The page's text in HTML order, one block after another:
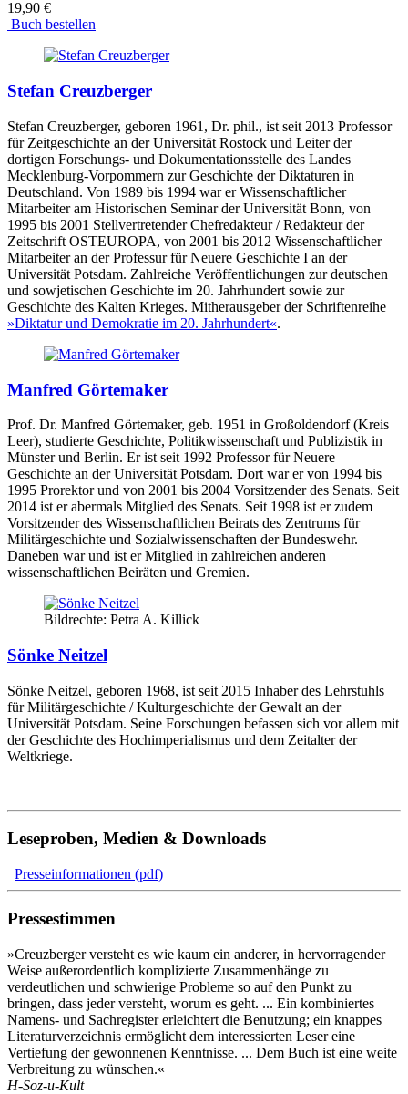
19,90 €
Buch bestellen
Stefan Creuzberger
Stefan Creuzberger, geboren 1961, Dr. phil., ist seit 2013 Professor
für Zeitgeschichte an der Universität Rostock und Leiter der
dortigen Forschungs- und Dokumentationsstelle des Landes
Mecklenburg-Vorpommern zur Geschichte der Diktaturen in
Deutschland. Von 1989 bis 1994 war er Wissenschaftlicher
Mitarbeiter am Historischen Seminar der Universität Bonn, von
1995 bis 2001 Stellvertretender Chefredakteur / Redakteur der
Zeitschrift OSTEUROPA, von 2001 bis 2012 Wissenschaftlicher
Mitarbeiter an der Professur für Neuere Geschichte I an der
Universität Potsdam. Zahlreiche Veröffentlichungen zur deutschen
und sowjetischen Geschichte im 20. Jahrhundert sowie zur
Geschichte des Kalten Krieges. Mitherausgeber der Schriftenreihe
»Diktatur und Demokratie im 20. Jahrhundert«.
Manfred Görtemaker
Prof. Dr. Manfred Görtemaker, geb. 1951 in Großoldendorf (Kreis
Leer), studierte Geschichte, Politikwissenschaft und Publizistik in
Münster und Berlin. Er ist seit 1992 Professor für Neuere
Geschichte an der Universität Potsdam. Dort war er von 1994 bis
1995 Prorektor und von 2001 bis 2004 Vorsitzender des Senats. Seit
2014 ist er abermals Mitglied des Senats. Seit 1998 ist er zudem
Vorsitzender des Wissenschaftlichen Beirats des Zentrums für
Militärgeschichte und Sozialwissenschaften der Bundeswehr.
Daneben war und ist er Mitglied in zahlreichen anderen
wissenschaftlichen Beiräten und Gremien.
Bildrechte: Petra A. Killick
Sönke Neitzel
Sönke Neitzel, geboren 1968, ist seit 2015 Inhaber des Lehrstuhls
für Militärgeschichte / Kulturgeschichte der Gewalt an der
Universität Potsdam. Seine Forschungen befassen sich vor allem mit
der Geschichte des Hochimperialismus und dem Zeitalter der
Weltkriege.
Leseproben, Medien & Downloads
Presseinformationen (pdf)
Pressestimmen
»Creuzberger versteht es wie kaum ein anderer, in hervorragender
Weise außerordentlich komplizierte Zusammenhänge zu
verdeutlichen und schwierige Probleme so auf den Punkt zu
bringen, dass jeder versteht, worum es geht. ... Ein kombiniertes
Namens- und Sachregister erleichtert die Benutzung; ein knappes
Literaturverzeichnis ermöglicht dem interessierten Leser eine
Vertiefung der gewonnenen Kenntnisse. ... Dem Buch ist eine weite
Verbreitung zu wünschen.«
H-Soz-u-Kult